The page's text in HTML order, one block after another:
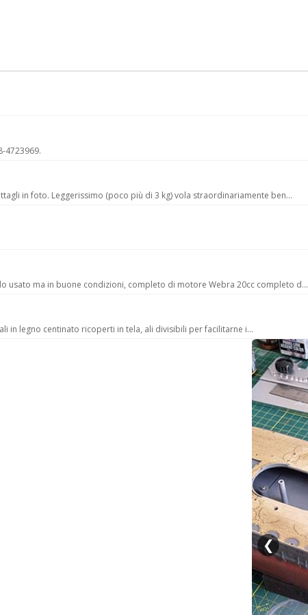
4723969.
in foto. Leggerissimo (poco più di 3 kg) vola straordinariamente ben...
usato ma in buone condizioni, completo di motore Webra 20cc completo d...
in legno centinato ricoperti in tela, ali divisibili per facilitarne i...